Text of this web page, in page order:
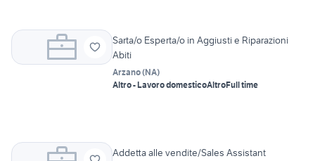
Sarta/o Esperta/o in Aggiusti e Riparazioni
Abiti
Arzano(NA)
Altro - Lavoro domesticoAltroFull time
Addetta alle vendite/Sales Assistant